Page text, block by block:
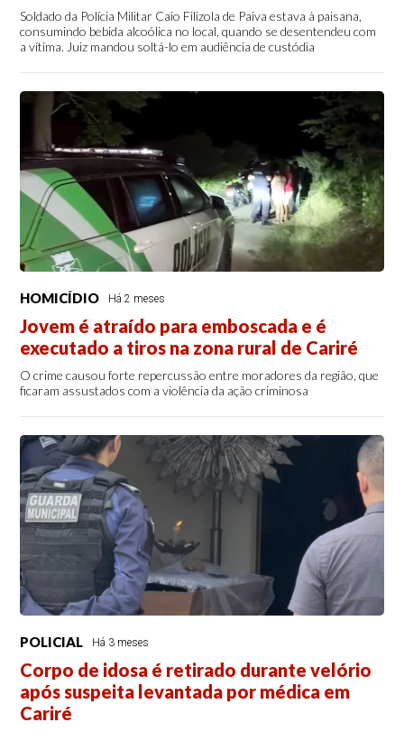
Soldado da Polícia Militar Caio Filizola de Paiva estava à paisana,
consumindo bebida alcoólica no local, quando se desentendeu com
a vítima. Juiz mandou soltá-lo em audiência de custódia
HOMICÍDIO Há 2 meses
Jovem é atraído para emboscada e é
executado a tiros na zona rural de Cariré
O crime causou forte repercussão entre moradores da região, que
ficaram assustados com a violência da ação criminosa
POLICIAL Há 3 meses
Corpo de idosa é retirado durante velório
após suspeita levantada por médica em
Cariré